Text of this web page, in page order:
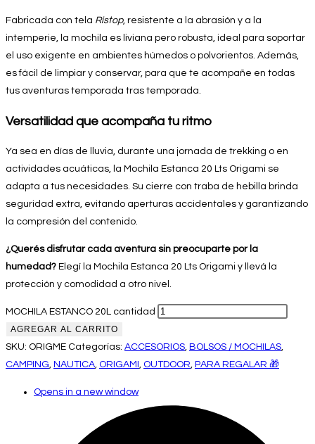
Fabricada con tela Ristop, resistente a la abrasión y a la
intemperie, la mochila es liviana pero robusta, ideal para soportar
el uso exigente en ambientes húmedos o polvorientos. Además,
es fácil de limpiar y conservar, para que te acompañe en todas
tus aventuras temporada tras temporada.
Versatilidad que acompaña tu ritmo
Ya sea en días de lluvia, durante una jornada de trekking o en
actividades acuáticas, la Mochila Estanca 20 Lts Origami se
adapta a tus necesidades. Su cierre con traba de hebilla brinda
seguridad extra, evitando aperturas accidentales y garantizando
la compresión del contenido.
¿Querés disfrutar cada aventura sin preocuparte por la
humedad? Elegí la Mochila Estanca 20 Lts Origami y llevá la
protección y comodidad a otro nivel.
MOCHILA ESTANCO 20L cantidad
AGREGAR AL CARRITO
SKU: ORIGME Categorías: ACCESORIOS, BOLSOS / MOCHILAS,
CAMPING, NAUTICA, ORIGAMI , OUTDOOR, PARA REGALAR 🎁
Opens in a new window